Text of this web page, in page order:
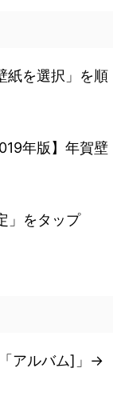
紙を選択」を順
年版】年賀壁
」をタップ
アルバム]」 →